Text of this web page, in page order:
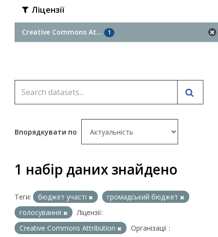
Ліцензії
Creative Commons At... 1
Впорядкувати по
1 набір даних знайдено
Теги: бюджет участі
громадський бюджет
голосування
Ліцензії:
Creative Commons Attribution
Організації :